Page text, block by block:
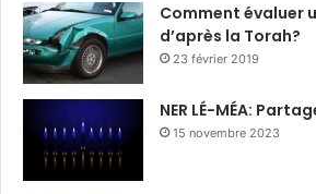
Comment évaluer
d’après la Torah?
23 février 2019
NER LÉ-MÉA:
15 novembre 2023